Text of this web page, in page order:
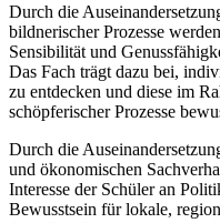
Durch die
bildnerischer Prozesse
Sensibilität und
Das Fach trägt dazu bei,
zu entdecken und diese im
schöpferischer Prozesse
Durch die
und ökonomischen
Interesse der Schüler an
Bewusstsein für lokale,